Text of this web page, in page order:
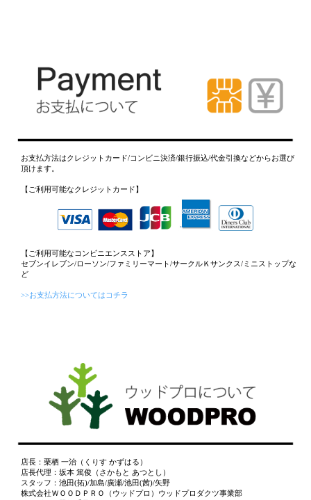
お支払方法はクレジットカード/コンビニ決済/銀行振込/代金引換などからお選び
頂けます。
【ご利用可能なクレジットカード】
【ご利用可能なコンビニエンスストア】
セブンイレブン/ローソン/ファミリーマート/サークルＫサンクス/ミニストップな
ど
>>お支払方法についてはコチラ
店長：栗栖 一治（くりす かずはる）
店長代理：坂本 篤俊（さかもと あつとし）
スタッフ：池田(拓)/加島/廣瀬/池田(茜)/矢野
株式会社ＷＯＯＤＰＲＯ（ウッドプロ）ウッドプロダクツ事業部